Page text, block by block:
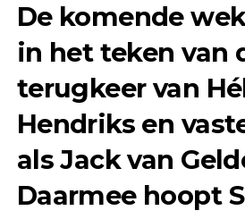
De komende
in het teken van
terugkeer van
Hendriks en
als Jack van
Daarmee hoopt